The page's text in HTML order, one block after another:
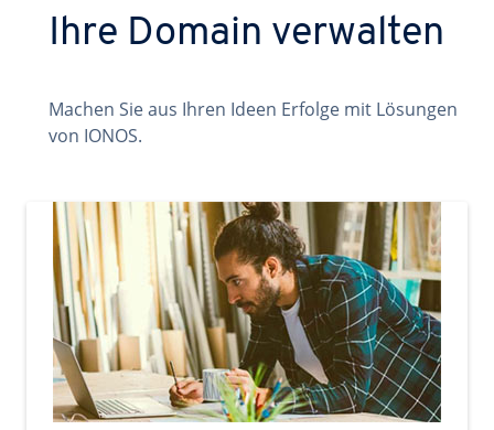
Ihre Domain verwalten
Machen Sie aus Ihren Ideen Erfolge mit Lösungen
von IONOS.